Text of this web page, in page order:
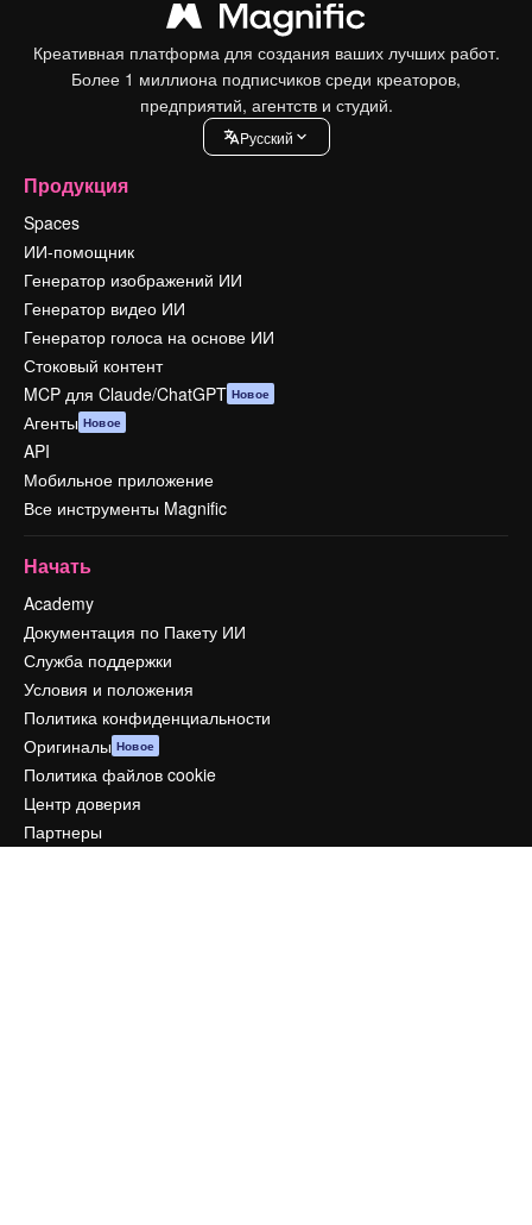
Креативная платформа для создания ваших лучших работ.
Более 1 миллиона подписчиков среди креаторов,
предприятий, агентств и студий.
Pусский
Продукция
Spaces
ИИ-помощник
Генератор изображений ИИ
Генератор видео ИИ
Генератор голоса на основе ИИ
Стоковый контент
MCP для Claude/ChatGPT Новое
Агенты Новое
API
Мобильное приложение
Все инструменты Magnific
Начать
Academy
Документация по Пакету ИИ
Служба поддержки
Условия и положения
Политика конфиденциальности
Оригиналы Новое
Политика файлов cookie
Центр доверия
Партнеры